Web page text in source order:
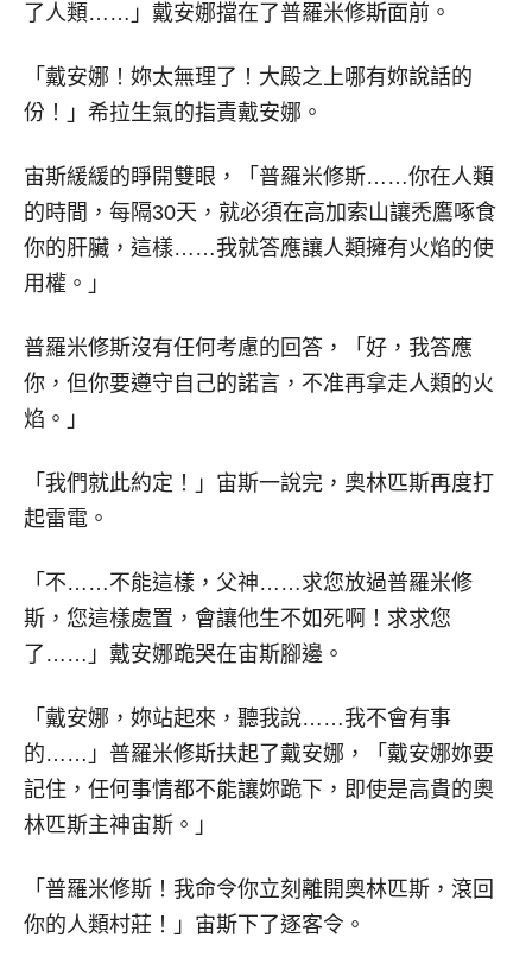
了人類……」戴安娜擋在了普羅米修斯面前。
「戴安娜！妳太無理了！大殿之上哪有妳說話的
份！」希拉生氣的指責戴安娜。
宙斯緩緩的睜開雙眼，「普羅米修斯……你在人類
的時間，每隔30天，就必須在高加索山讓禿鷹啄食
你的肝臟，這樣……我就答應讓人類擁有火焰的使
用權。」
普羅米修斯沒有任何考慮的回答，「好，我答應
你，但你要遵守自己的諾言，不准再拿走人類的火
焰。」
「我們就此約定！」宙斯一說完，奧林匹斯再度打
起雷電。
「不……不能這樣，父神……求您放過普羅米修
斯，您這樣處置，會讓他生不如死啊！求求您
了……」戴安娜跪哭在宙斯腳邊。
「戴安娜，妳站起來，聽我說……我不會有事
的……」普羅米修斯扶起了戴安娜，「戴安娜妳要
記住，任何事情都不能讓妳跪下，即使是高貴的奧
林匹斯主神宙斯。」
「普羅米修斯！我命令你立刻離開奧林匹斯，滾回
你的人類村莊！」宙斯下了逐客令。